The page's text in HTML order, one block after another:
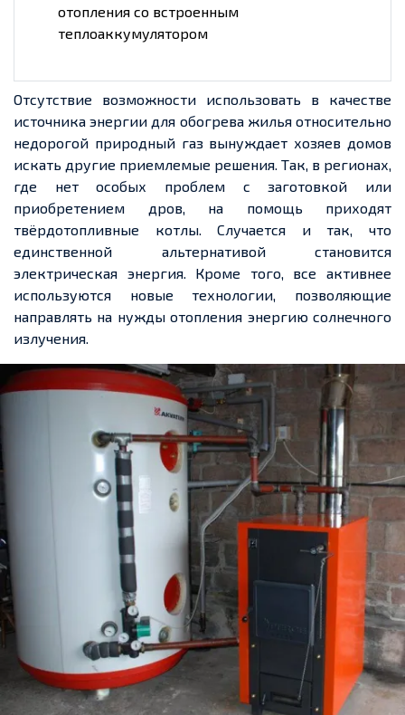
отопления со встроенным
теплоаккумулятором
Отсутствие возможности использовать в качестве
источника энергии для обогрева жилья относительно
недорогой природный газ вынуждает хозяев домов
искать другие приемлемые решения. Так, в регионах,
где нет особых проблем с заготовкой или
приобретением дров, на помощь приходят
твёрдотопливные котлы. Случается и так, что
единственной альтернативой становится
электрическая энергия. Кроме того, все активнее
используются новые технологии, позволяющие
направлять на нужды отопления энергию солнечного
излучения.